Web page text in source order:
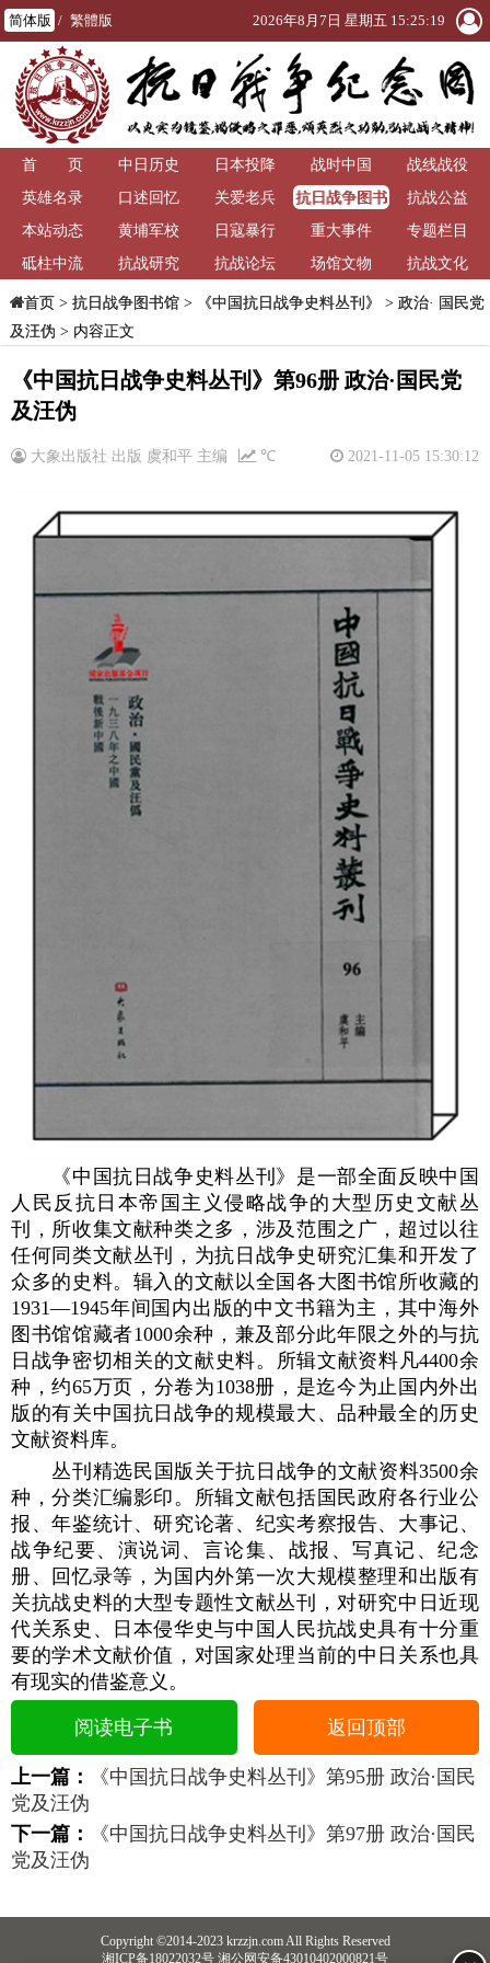
简体版 / 繁體版 2026年8月7日 星期五 15:25:19
首 页 中日历史 日本投降 战时中国
战线战役
英雄名录
口述回忆 关爱老兵
抗日战争图书
馆
抗战公益
本站动态
黄埔军校 日寇暴行 重大事件
专题栏目
砥柱中流
抗战研究 抗战论坛 场馆文物 抗战文化
首页> 抗日战争图书馆> 《中国抗日战争史料丛刊》 > 政治· 国民党
及汪伪 > 内容正文
《中国抗日战争史料丛刊》第96册 政治·国民党
及汪伪
大象出版社 出版 虞和平 主编 2021-11-05 15:30:12
℃
《中国抗日战争史料丛刊》是一部全面反映中国
人民反抗日本帝国主义侵略战争的大型历史文献丛
刊，所收集文献种类之多，涉及范围之广，超过以往
任何同类文献丛刊，为抗日战争史研究汇集和开发了
众多的史料。辑入的文献以全国各大图书馆所收藏的
1931—1945年间国内出版的中文书籍为主，其中海外
图书馆馆藏者1000余种，兼及部分此年限之外的与抗
日战争密切相关的文献史料。所辑文献资料凡4400余
种，约65万页，分卷为1038册，是迄今为止国内外出
版的有关中国抗日战争的规模最大、品种最全的历史
文献资料库。
丛刊精选民国版关于抗日战争的文献资料3500余
种，分类汇编影印。所辑文献包括国民政府各行业公
报、年鉴统计、研究论著、纪实考察报告、大事记、
战争纪要、演说词、言论集、战报、写真记、纪念
册、回忆录等，为国内外第一次大规模整理和出版有
关抗战史料的大型专题性文献丛刊，对研究中日近现
代关系史、日本侵华史与中国人民抗战史具有十分重
要的学术文献价值，对国家处理当前的中日关系也具
有现实的借鉴意义。
阅读电子书 返回顶部
上一篇：
《中国抗日战争史料丛刊》第95册 政治·国民
党及汪伪
下一篇：
《中国抗日战争史料丛刊》第97册 政治·国民
党及汪伪
Copyright ©2014-2023 krzzjn.com All Rights Reserved
湘ICP备18022032号 湘公网安备43010402000821号